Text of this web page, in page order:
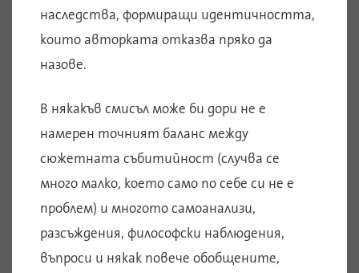
наследства, формиращи идентичността,
които авторката отказва пряко да
назове.
В някакъв смисъл може би дори не е
намерен точният баланс между
сюжетната събитийност (случва се
много малко, което само по себе си не е
проблем) и многото самоанализи,
разсъждения, философски наблюдения,
въпроси и някак повече обобщените,